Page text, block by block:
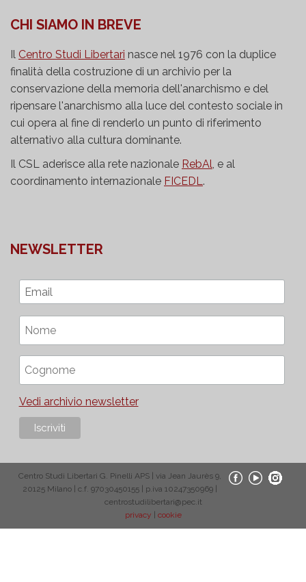
CHI SIAMO IN BREVE
Il Centro Studi Libertari nasce nel 1976 con la duplice
finalità della costruzione di un archivio per la
conservazione della memoria dell'anarchismo e del
ripensare l'anarchismo alla luce del contesto sociale in
cui opera al fine di renderlo un punto di riferimento
alternativo alla cultura dominante.
Il CSL aderisce alla rete nazionale RebAl, e al
coordinamento internazionale FICEDL.
NEWSLETTER
Vedi archivio newsletter
Centro Studi Libertari G. Pinelli APS | via Jean Jaurès 9,
20125 Milano | c.f. 97030450155 | p.iva 10247350969 |
centrostudilibertari@pec.it
privacy
cookie